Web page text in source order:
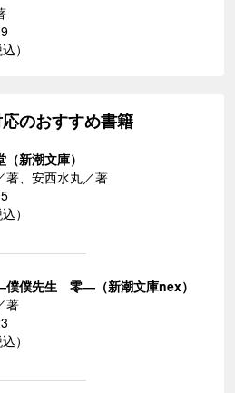
）
のおすすめ書籍
新潮文庫）
著、安西水丸／著
）
僕僕先生 零―（新潮文庫nex）
著
）